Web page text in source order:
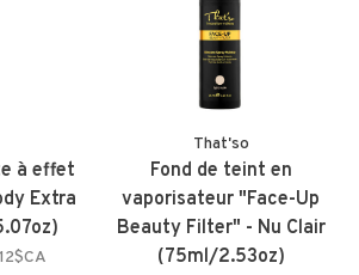
à effet
Extra
That'so
Fond de teint en
vaporisateur "Face-Up
Beauty Filter" - Nu Clair
(75ml/2.53oz)